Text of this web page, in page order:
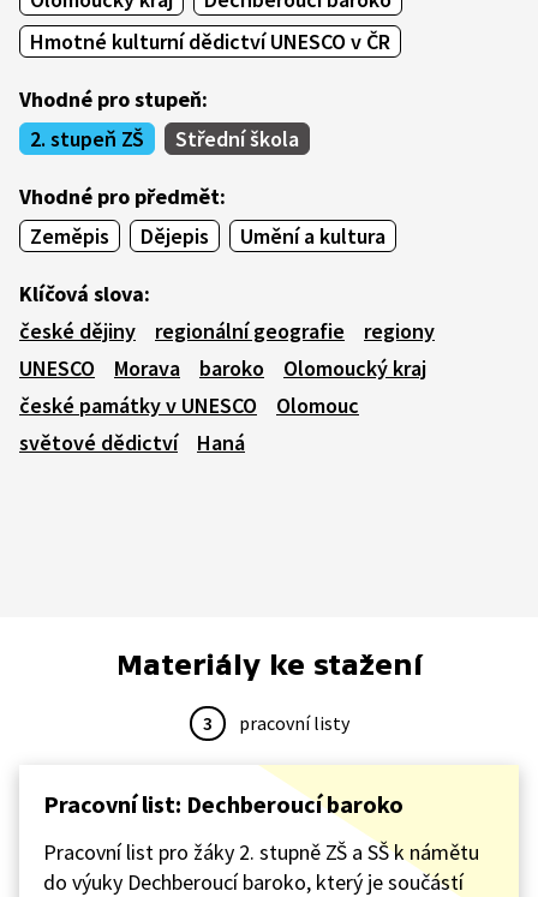
Hmotné kulturní dědictví UNESCO v ČR
Vhodné pro stupeň:
2. stupeň ZŠ
Střední škola
Vhodné pro předmět:
Zeměpis
Dějepis Umění a kultura
Klíčová slova:
české dějiny
regionální geografie
regiony
UNESCO
Morava baroko
Olomoucký kraj
české památky v UNESCO
Olomouc
světové dědictví
Haná
Materiály ke stažení
3 pracovní listy
Pracovní list: Dechberoucí baroko
Pracovní list pro žáky 2. stupně ZŠ a SŠ k námětu
do výuky Dechberoucí baroko, který je součástí